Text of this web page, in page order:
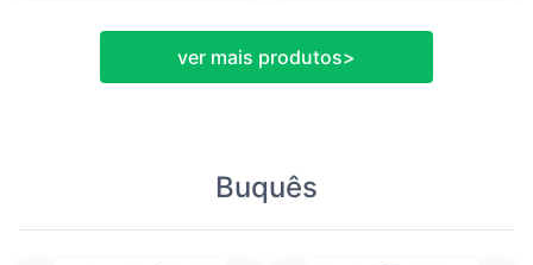
ver mais produtos>
Buquês